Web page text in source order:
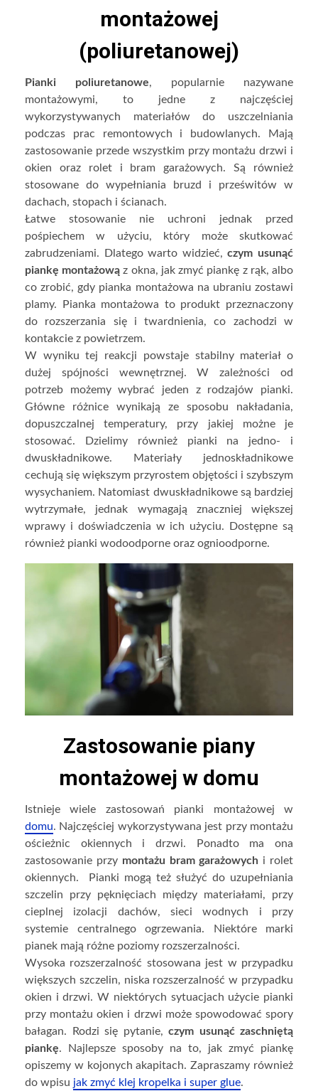
montażowej
(poliuretanowej)
Pianki poliuretanowe, popularnie nazywane
montażowymi, to jedne z najczęściej
wykorzystywanych materiałów do uszczelniania
podczas prac remontowych i budowlanych. Mają
zastosowanie przede wszystkim przy montażu drzwi i
okien oraz rolet i bram garażowych. Są również
stosowane do wypełniania bruzd i prześwitów w
dachach, stopach i ścianach.
Łatwe stosowanie nie uchroni jednak przed
pośpiechem w użyciu, który może skutkować
zabrudzeniami. Dlatego warto widzieć,czym usunąć
piankę montażową z okna, jak zmyć piankę z rąk, albo
co zrobić, gdy pianka montażowa na ubraniu zostawi
plamy. Pianka montażowa to produkt przeznaczony
do rozszerzania się i twardnienia, co zachodzi w
kontakcie z powietrzem.
W wyniku tej reakcji powstaje stabilny materiał o
dużej spójności wewnętrznej. W zależności od
potrzeb możemy wybrać jeden z rodzajów pianki.
Główne różnice wynikają ze sposobu nakładania,
dopuszczalnej temperatury, przy jakiej możne je
stosować. Dzielimy również pianki na jedno- i
dwuskładnikowe. Materiały jednoskładnikowe
cechują się większym przyrostem objętości i szybszym
wysychaniem. Natomiast dwuskładnikowe są bardziej
wytrzymałe, jednak wymagają znaczniej większej
wprawy i doświadczenia w ich użyciu. Dostępne są
również pianki wodoodporne oraz ognioodporne.
Zastosowanie piany
montażowej w domu
Istnieje wiele zastosowań pianki montażowej w
domu. Najczęściej wykorzystywana jest przy montażu
ościeżnic okiennych i drzwi. Ponadto ma ona
zastosowanie przy montażu bram garażowych i rolet
okiennych. Pianki mogą też służyć do uzupełniania
szczelin przy pęknięciach między materiałami, przy
cieplnej izolacji dachów, sieci wodnych i przy
systemie centralnego ogrzewania. Niektóre marki
pianek mają różne poziomy rozszerzalności.
Wysoka rozszerzalność stosowana jest w przypadku
większych szczelin, niska rozszerzalność w przypadku
okien i drzwi. W niektórych sytuacjach użycie pianki
przy montażu okien i drzwi może spowodować spory
bałagan. Rodzi się pytanie, czym usunąć zaschniętą
piankę. Najlepsze sposoby na to, jak zmyć piankę
opiszemy w kojonych akapitach. Zapraszamy również
do wpisu jak zmyć klej kropelka i super glue.